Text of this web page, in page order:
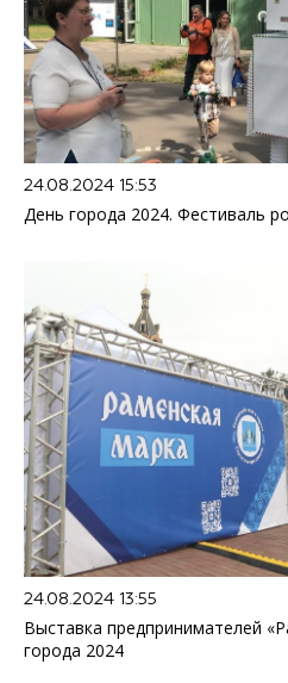
24.08.2024 15:53
День города 2024. Фестиваль
24.08.2024 13:55
Выставка предпринимателей
города 2024